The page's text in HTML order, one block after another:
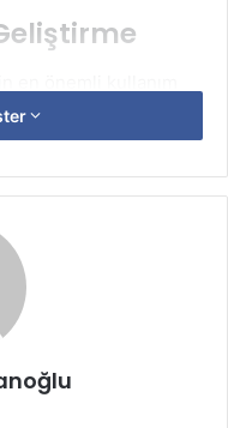
iyileştirmektir.
mağaza içi
sistemleri,
sağlar. Örneğin,
bilgi almak istediğinde,
hızlı ve doğru
durum hem müşteri